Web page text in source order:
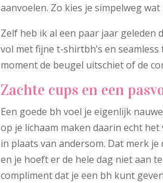
aanvoelen. Zo kies je simpelweg
Zelf heb ik al een paar jaar geleden
vol met fijne t-shirtbh’s en
moment de beugel uitschiet of de
Zachte cups en een
Een goede bh voel je eigenlijk
op je lichaam maken daarin echt
in plaats van andersom. Dat merk
en je hoeft er de hele dag niet aan
compliment dat je een bh kunt